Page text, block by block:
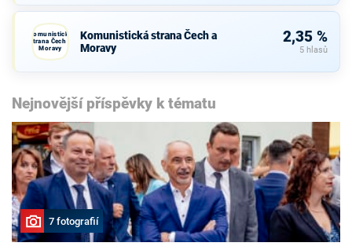
Komunistická
strana Čech a
Moravy
Komunistická strana Čech a
Moravy
2,35 %
5 hlasů
Nejnovější příspěvky k tématu
7 fotografií